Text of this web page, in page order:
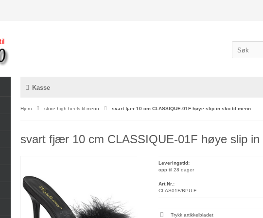
Kasse
Hjem store high heels til menn svart fjær 10 cm CLASSIQUE-01F høye slip in sko til menn
svart fjær 10 cm CLASSIQUE-01F høye slip in
Leveringstid:
opp til 28 dager
Art.Nr.:
CLAS01F/BPU-F
Trykk artikkelbladet